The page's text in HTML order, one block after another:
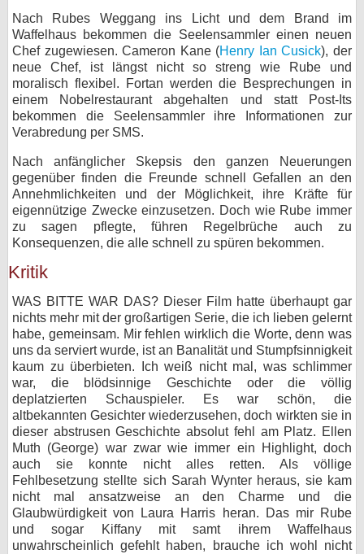
Nach Rubes Weggang ins Licht und dem Brand im
Waffelhaus bekommen die Seelensammler einen neuen
Chef zugewiesen. Cameron Kane (Henry Ian Cusick), der
neue Chef, ist längst nicht so streng wie Rube und
moralisch flexibel. Fortan werden die Besprechungen in
einem Nobelrestaurant abgehalten und statt Post-Its
bekommen die Seelensammler ihre Informationen zur
Verabredung per SMS.
Nach anfänglicher Skepsis den ganzen Neuerungen
gegenüber finden die Freunde schnell Gefallen an den
Annehmlichkeiten und der Möglichkeit, ihre Kräfte für
eigennützige Zwecke einzusetzen. Doch wie Rube immer
zu sagen pflegte, führen Regelbrüche auch zu
Konsequenzen, die alle schnell zu spüren bekommen.
Kritik
WAS BITTE WAR DAS? Dieser Film hatte überhaupt gar
nichts mehr mit der großartigen Serie, die ich lieben gelernt
habe, gemeinsam. Mir fehlen wirklich die Worte, denn was
uns da serviert wurde, ist an Banalität und Stumpfsinnigkeit
kaum zu überbieten. Ich weiß nicht mal, was schlimmer
war, die blödsinnige Geschichte oder die völlig
deplatzierten Schauspieler. Es war schön, die
altbekannten Gesichter wiederzusehen, doch wirkten sie in
dieser abstrusen Geschichte absolut fehl am Platz. Ellen
Muth (George) war zwar wie immer ein Highlight, doch
auch sie konnte nicht alles retten. Als völlige
Fehlbesetzung stellte sich Sarah Wynter heraus, sie kam
nicht mal ansatzweise an den Charme und die
Glaubwürdigkeit von Laura Harris heran. Das mir Rube
und sogar Kiffany mit samt ihrem Waffelhaus
unwahrscheinlich gefehlt haben, brauche ich wohl nicht
Desktop-Ansicht
myFanbase